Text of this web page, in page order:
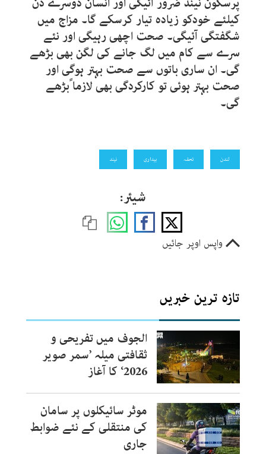
کیلئے خودکو زیادہ تیار کرسکے گا۔ مزاج میں
شگفتگی آئیگی۔ صحت اچھی رہیگی اور نئے
سرے سے کام میں لگ جانے کی لگن بھی بڑھے
گی۔ ان ساری باتوں سے صحت بہتر ہوگی اور
صحت بہتر ہوئی تو کارکردگی بھی لازما ًبڑھے
گی۔
لندن تحفہ بیداری نیند
شیئر:
واپس اوپر جائیں
تازہ ترین خبریں
الجوف میں تفریحی و
ثقافتی میلہ ’سمر صویر
2026‘ کا آغاز
موٹر سائیکلوں پر سامان
کی منتقلی کے نئے ضوابط
جاری